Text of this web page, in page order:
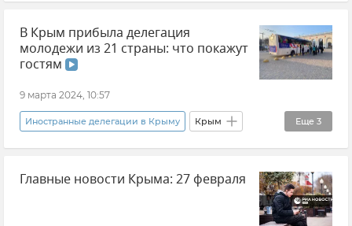
Севастополь Херсонес Культура
Искусство Общество Новости Крыма
Греция Традиции Иоаннис Кофопулос
В Крым прибыла делегация
молодежи из 21 страны: что покажут
гостям
9 марта 2024, 10:57
Еще 3
Иностранные делегации в Крыму Крым
Всемирный фестиваль молодежи Общество
Туризм
Главные новости Крыма: 27 февраля